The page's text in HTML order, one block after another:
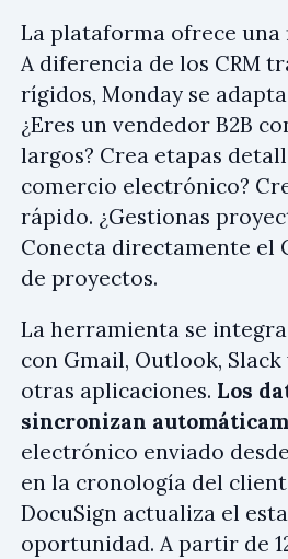
La plataforma ofrece
A diferencia de los CRM
rígidos, Monday se
¿Eres un vendedor B2B
largos? Crea etapas
comercio electrónico?
rápido. ¿Gestionas
Conecta directamente el
de proyectos.
La herramienta se
con Gmail, Outlook, Slack
otras aplicaciones. Los
sincronizan
electrónico enviado
en la cronología del
DocuSign actualiza el
oportunidad. A partir de